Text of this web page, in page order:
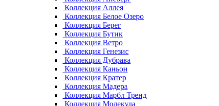
Коллекция Аллея
Коллекция Белое Озеро
Коллекция Берег
Коллекция Бутик
Коллекция Ветро
Коллекция Генезис
Коллекция Дубрава
Коллекция Каньон
Коллекция Кратер
Коллекция Мадера
Коллекция Марбл Тренд
Коллекция Молекула